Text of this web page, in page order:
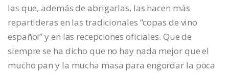
las que, además de abrigarlas, las hacen más
repartideras en las tradicionales “copas de vino
español” y en las recepciones oficiales. Que de
siempre se ha dicho que no hay nada mejor que el
mucho pan y la mucha masa para engordar la poca